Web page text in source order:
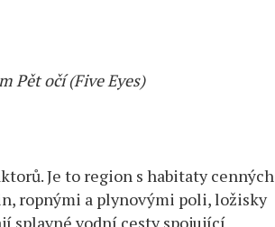
Pět očí (Five Eyes)
Je to region s habitaty cenných
ropnými a plynovými poli, ložisky
splavné vodní cesty spojující